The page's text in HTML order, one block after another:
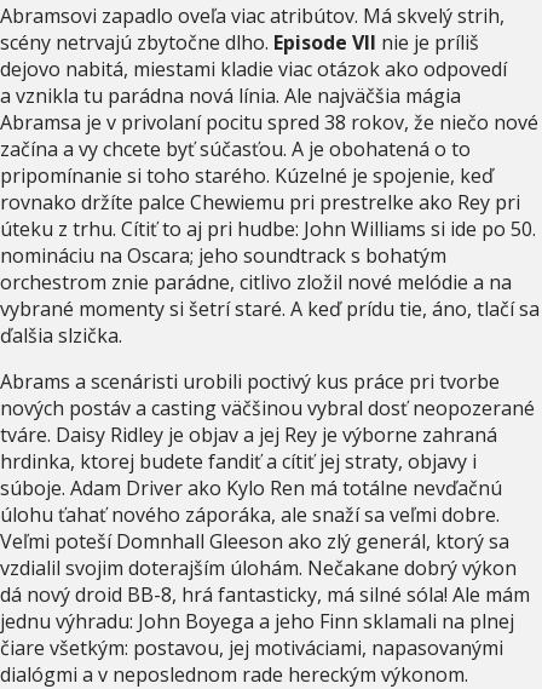
Abramsovi zapadlo oveľa viac atribútov. Má skvelý strih,
scény netrvajú zbytočne dlho. Episode VII nie je príliš
dejovo nabitá, miestami kladie viac otázok ako odpovedí
a vznikla tu parádna nová línia. Ale najväčšia mágia
Abramsa je v privolaní pocitu spred 38 rokov, že niečo nové
začína a vy chcete byť súčasťou. A je obohatená o to
pripomínanie si toho starého. Kúzelné je spojenie, keď
rovnako držíte palce Chewiemu pri prestrelke ako Rey pri
úteku z trhu. Cítiť to aj pri hudbe: John Williams si ide po 50.
nomináciu na Oscara; jeho soundtrack s bohatým
orchestrom znie parádne, citlivo zložil nové melódie a na
vybrané momenty si šetrí staré. A keď prídu tie, áno, tlačí sa
ďalšia slzička.
Abrams a scenáristi urobili poctivý kus práce pri tvorbe
nových postáv a casting väčšinou vybral dosť neopozerané
tváre. Daisy Ridley je objav a jej Rey je výborne zahraná
hrdinka, ktorej budete fandiť a cítiť jej straty, objavy i
súboje. Adam Driver ako Kylo Ren má totálne nevďačnú
úlohu ťahať nového záporáka, ale snaží sa veľmi dobre.
Veľmi poteší Domnhall Gleeson ako zlý generál, ktorý sa
vzdialil svojim doterajším úlohám. Nečakane dobrý výkon
dá nový droid BB-8, hrá fantasticky, má silné sóla! Ale mám
jednu výhradu: John Boyega a jeho Finn sklamali na plnej
čiare všetkým: postavou, jej motiváciami, napasovanými
dialógmi a v neposlednom rade hereckým výkonom.